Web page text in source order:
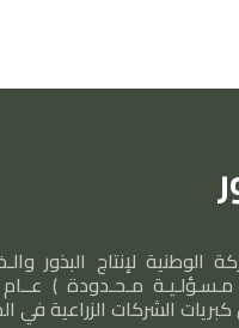
لإنتاج البذور
الشركات الزراعية في